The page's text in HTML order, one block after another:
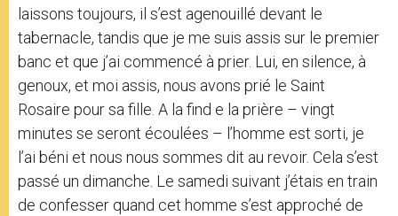
laissons toujours, il s’est agenouillé devant le
tabernacle, tandis que je me suis assis sur le premier
banc et que j’ai commencé à prier. Lui, en silence, à
genoux, et moi assis, nous avons prié le Saint
Rosaire pour sa fille. A la find e la prière – vingt
minutes se seront écoulées – l’homme est sorti, je
l’ai béni et nous nous sommes dit au revoir. Cela s’est
passé un dimanche. Le samedi suivant j’étais en train
de confesser quand cet homme s’est approché de